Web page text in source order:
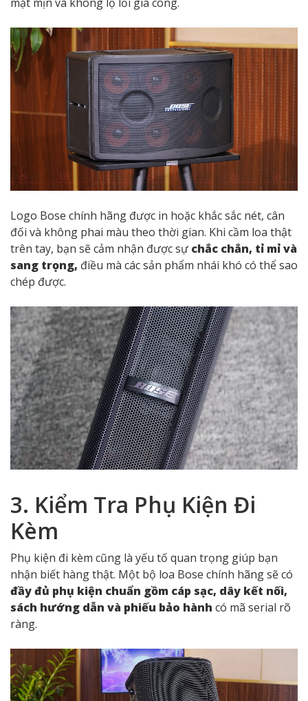
2. Kiểm Tra Ngoại Hình Và
Chất Liệu
nhất giữa hàng thật và hàng nhái. Loa Bose chính hãng
cóthiết kế tinh xảo, chất liệu cao cấpvà cảm giác
cầm chắc tay. Phầnê-căng (màng lưới) được căng
đều, đàn hồi tốt, không nhăn hay biến dạng. Chất liệu
chủ yếu là nhựa ABS, kim loại hoặc cao su cao cấp, bề
Logo Bose chính hãng được in hoặc khắc sắc nét, cân
đối và không phai màu theo thời gian. Khi cầm loa thật
trên tay, bạn sẽ cảm nhận được sự
sang trọng,điều mà các sản phẩm nhái khó có thể sao
chép được.